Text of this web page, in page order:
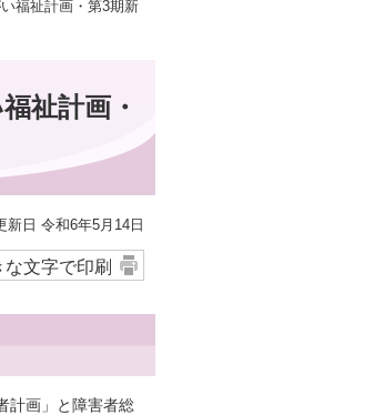
福祉計画・第3期新
祉計画・
日 令和6年5月14日
な文字で印刷
計画」と障害者総